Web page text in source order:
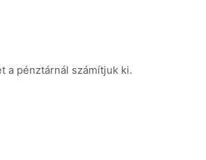
a pénztárnál számítjuk ki.